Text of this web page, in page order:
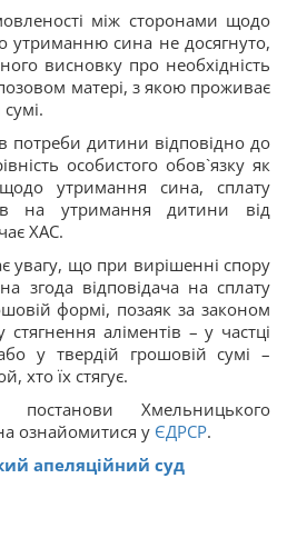
між сторонами щодо
утриманню сина не досягнуто,
висновку про необхідність
матері, з якою проживає
потреби дитини відповідно до
особистого обов`язку як
утримання сина, сплату
на утримання дитини від
ХАС.
увагу, що при вирішенні спору
згода відповідача на сплату
формі, позаяк за законом
аліментів – у частці
у твердій грошовій сумі –
хто їх стягує.
Хмельницького
ознайомитися у ЄДРСР.
апеляційний суд